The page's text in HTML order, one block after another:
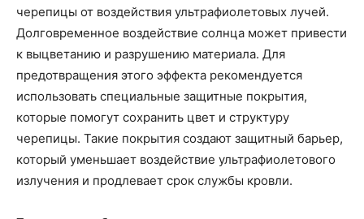
черепицы от воздействия ультрафиолетовых лучей.
Долговременное воздействие солнца может привести
к выцветанию и разрушению материала. Для
предотвращения этого эффекта рекомендуется
использовать специальные защитные покрытия,
которые помогут сохранить цвет и структуру
черепицы. Такие покрытия создают защитный барьер,
который уменьшает воздействие ультрафиолетового
излучения и продлевает срок службы кровли.